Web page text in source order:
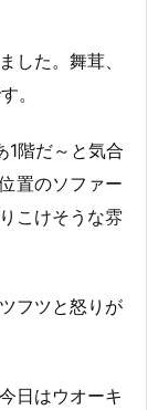
した。舞茸、
。
1階だ～と気合
置のソファー
こけそうな雰
フツと怒りが
日はウオーキ